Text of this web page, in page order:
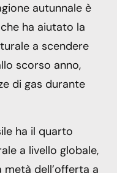
autunnale è
ha aiutato la
a scendere
scorso anno,
di gas durante
ha il quarto
a livello globale,
dell’offerta a